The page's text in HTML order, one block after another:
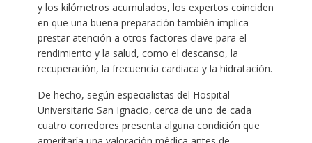
y los kilómetros acumulados, los expertos coinciden
en que una buena preparación también implica
prestar atención a otros factores clave para el
rendimiento y la salud, como el descanso, la
recuperación, la frecuencia cardiaca y la hidratación.
De hecho, según especialistas del Hospital
Universitario San Ignacio, cerca de uno de cada
cuatro corredores presenta alguna condición que